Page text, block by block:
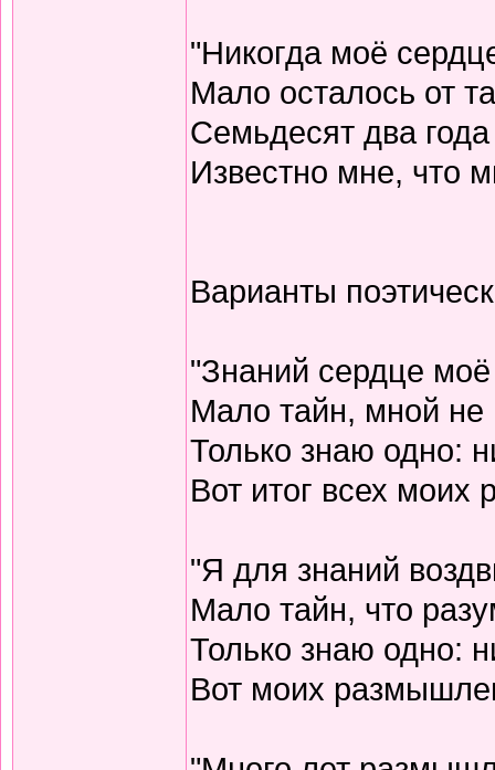
"Никогда моё
Мало осталось от
Семьдесят два
Известно мне, что
Варианты
"Знаний сердце
Мало тайн, мной не
Только знаю одно:
Вот итог всех моих
"Я для знаний
Мало тайн, что
Только знаю одно:
Вот моих